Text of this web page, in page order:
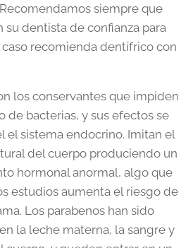
siempre que
su dentista de confianza para
caso recomienda dentífrico con
los conservantes que impiden
de bacterias, y sus efectos se
el sistema endocrino. Imitan el
del cuerpo produciendo un
hormonal anormal, algo que
estudios aumenta el riesgo de
Los parabenos han sido
la leche materna, la sangre y